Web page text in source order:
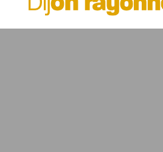
tenter de gagner la Coupe de